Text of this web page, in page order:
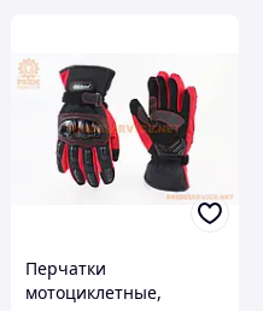
Перчатки
мотоциклетные,